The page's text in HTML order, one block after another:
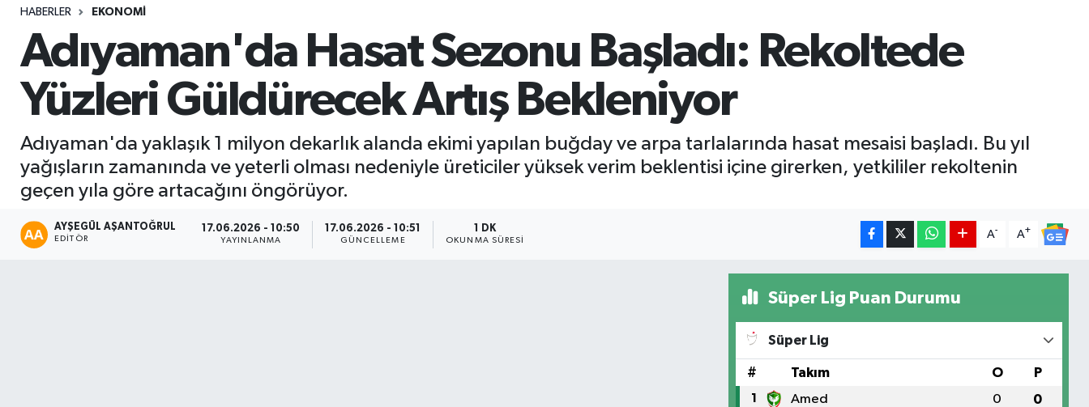
HABERLER EKONOMI
Adıyaman'da Hasat Sezonu Başladı: Rekoltede
Yüzleri Güldürecek Artış Bekleniyor
Adıyaman'da yaklaşık 1 milyon dekarlık alanda ekimi yapılan buğday ve arpa tarlalarında hasat mesaisi başladı. Bu yıl
yağışların zamanında ve yeterli olması nedeniyle üreticiler yüksek verim beklentisi içine girerken, yetkililer rekoltenin
geçen yıla göre artacağını öngörüyor.
AYŞEGÜL AŞANTOĞRUL
EDITÖR
17.06.2026 - 10:50
YAYINLANMA
17.06.2026 - 10:51
GÜNCELLEME
1 DK
OKUNMA SÜRESI
A- A+
Süper Lig Puan Durumu
Süper Lig
# Takım O P
1 Amed 0 0
Seri İlan
Siyaset
Spor
Yaşam